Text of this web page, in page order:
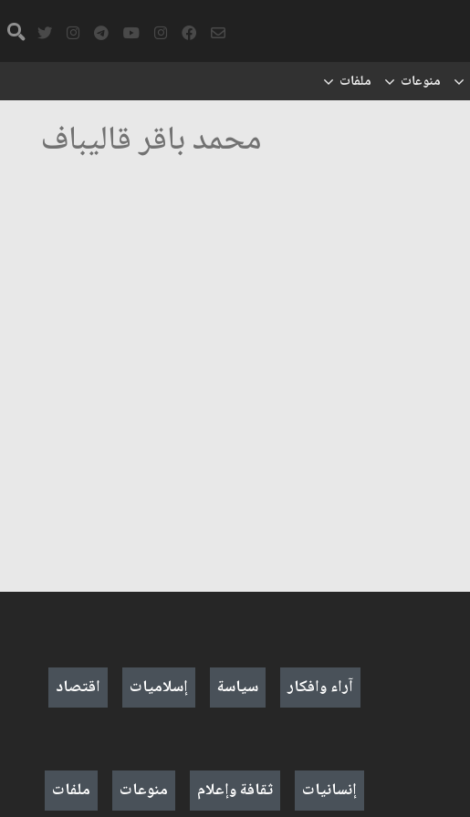
منوعات ملفات
محمد باقر قاليباف
آراء وافكار سياسة إسلاميات اقتصاد
إنسانيات ثقافة وإعلام منوعات ملفات